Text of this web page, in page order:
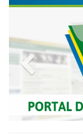
Previous